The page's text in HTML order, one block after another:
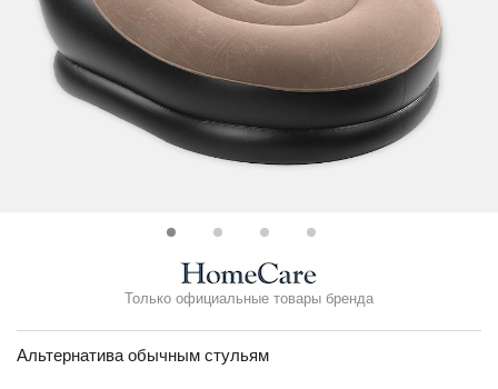
Только официальные товары бренда
Альтернатива обычным стульям